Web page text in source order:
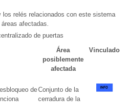
los relés relacionados con este sistema
afectadas.
de puertas
Área
posiblemente
afectada
Vinculado
deConjunto de la
cerradura de la